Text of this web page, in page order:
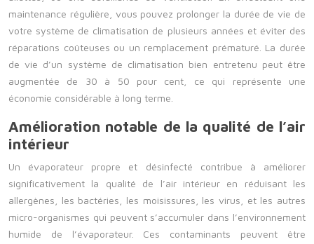
maintenance régulière, vous pouvez prolonger la durée de vie de
votre système de climatisation de plusieurs années et éviter des
réparations coûteuses ou un remplacement prématuré. La durée
de vie d’un système de climatisation bien entretenu peut être
augmentée de 30 à 50 pour cent, ce qui représente une
économie considérable à long terme.
Amélioration notable de la qualité de l’air
intérieur
Un évaporateur propre et désinfecté contribue à améliorer
significativement la qualité de l’air intérieur en réduisant les
allergènes, les bactéries, les moisissures, les virus, et les autres
micro-organismes qui peuvent s’accumuler dans l’environnement
humide de l’évaporateur. Ces contaminants peuvent être